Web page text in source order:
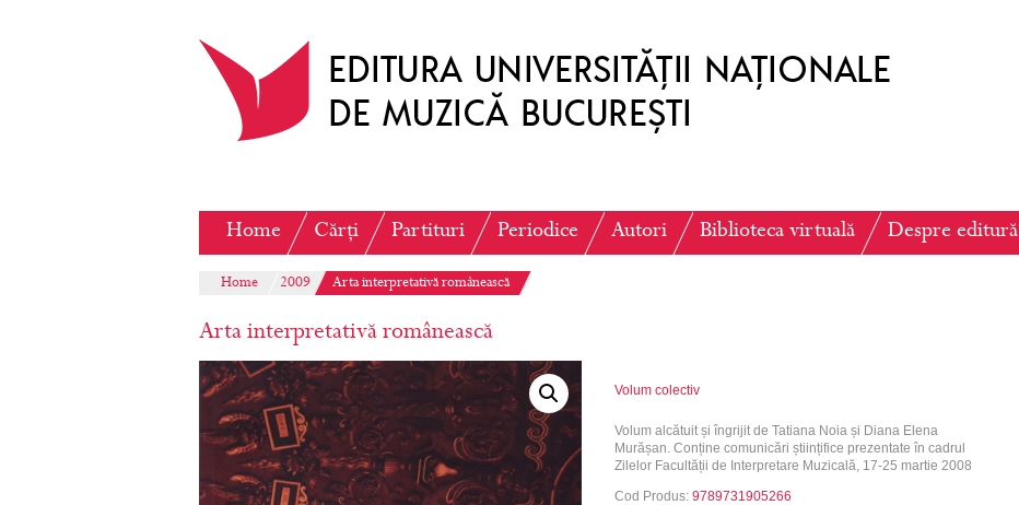
Home Cărți Partituri Periodice Autori Biblioteca virtuală Despre editură
Home 2009 Arta interpretativă românească
Arta interpretativă românească
Volum colectiv
Volum alcătuit și îngrijit de Tatiana Noia și Diana Elena
Murășan. Conține comunicări științifice prezentate în cadrul
Zilelor Facultății de Interpretare Muzicală, 17-25 martie 2008
Cod Produs: 9789731905266